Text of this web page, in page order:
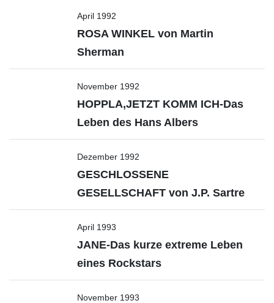
April 1992
ROSA WINKEL von Martin
Sherman
November 1992
HOPPLA,JETZT KOMM ICH-Das
Leben des Hans Albers
Dezember 1992
GESCHLOSSENE
GESELLSCHAFT von J.P. Sartre
April 1993
JANE-Das kurze extreme Leben
eines Rockstars
November 1993